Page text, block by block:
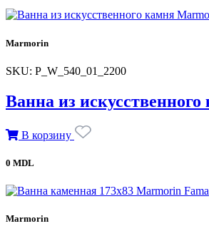
Marmorin
SKU: P_W_540_01_2200
Ванна из
В корзину
0 MDL
Marmorin